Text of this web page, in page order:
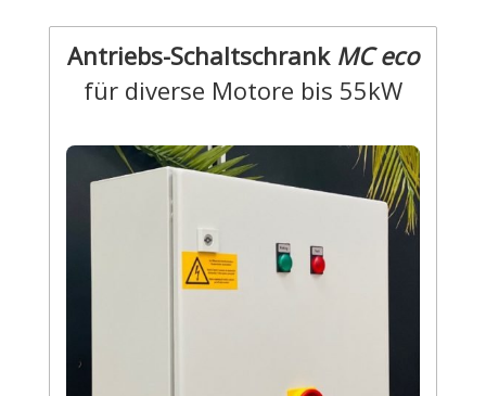
Antriebs-Schaltschrank MC eco
für diverse Motore bis 55kW